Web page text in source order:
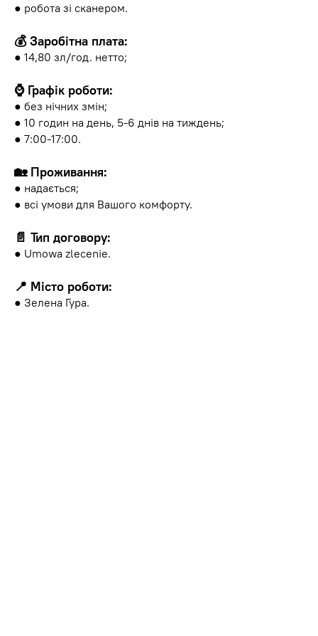
● робота зі сканером.
💰 Заробітна плата:
● 14,80 зл/год. нетто;
⌚️ Графік роботи:
● без нічних змін;
● 10 годин на день, 5-6 днів на тиждень;
● 7:00-17:00.
🏡 Проживання:
● надається;
● всі умови для Вашого комфорту.
📄 Тип договору:
● Umowa zlecenie.
📍 Місто роботи:
● Зелена Гура.